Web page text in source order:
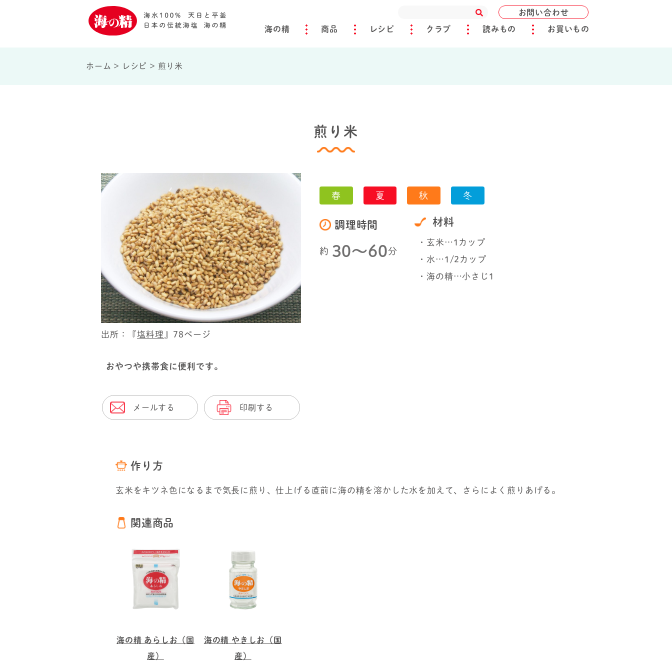
お問い合わせ
海の精 商品 レシピ クラブ 読みもの お買いもの
ホーム > レシピ > 煎り米
煎り米
出所：『塩料理 』78ページ
おやつや携帯食に便利です。
メールする 印刷する
春 夏 秋 冬
調理時間
約 30〜60分
材料
・玄米…1カップ
・水…1/2カップ
・海の精…小さじ1
作り方
玄米をキツネ色になるまで気長に煎り、仕上げる直前に海の精を溶かした水を加えて、さらによく煎りあげる。
関連商品
海の精 あらしお（国
産）
海の精 やきしお（国
産）